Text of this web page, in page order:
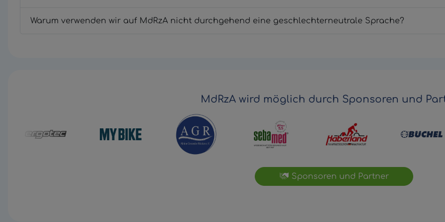
Warum verwenden wir auf MdRzA nicht durchgehend eine geschlechterneutrale Sprache?
MdRzA wird möglich durch Sponsoren und
Sponsoren und Partner